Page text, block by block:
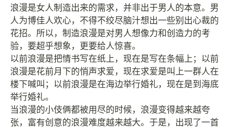
浪漫是女人制造出来的需求，并非出于男人的本意。男
人为博佳人欢心，不得不绞尽脑汁想出一些别出心裁的
花招。所以，制造浪漫是对男人想像力和创造力的考
验，要超乎想象，更要给人惊喜。
以前浪漫是把情书写在纸上，现在是写在条幅上；以前
浪漫是花前月下的悄声求爱，现在求爱是叫上一群人在
楼下喊叫；以前浪漫是在海边举行婚礼，现在是到海底
举行婚礼。
当浪漫的小伎俩都被用尽的时候，浪漫变得越来越夸
张，富有创意的浪漫难度越来越大。于是，出现了一首